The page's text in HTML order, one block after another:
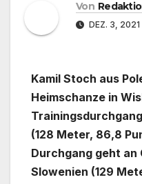
Von
DEZ. 3, 2021
Kamil Stoch aus
Heimschanze in
(128 Meter, 86,8
Durchgang geht an
Slowenien (129